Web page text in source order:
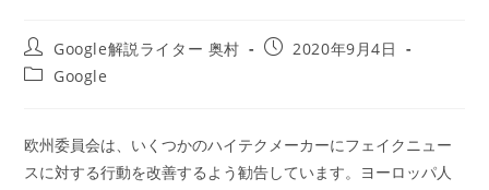
投
稿
者:
Google解説ライター 奥村
投
2020年9月4日
投
テ
ゴ
リ
Google
欧州委員会は、いくつかのハイテクメーカーにフェイクニュー
スに対する行動を改善するよう勧告しています。ヨーロッパ人